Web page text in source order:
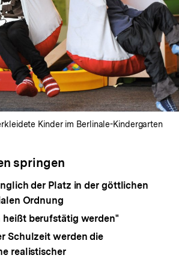
Kinder im Berlinale-Kindergarten
springen
der Platz in der göttlichen
Ordnung
heißt berufstätig werden"
Schulzeit werden die
realistischer